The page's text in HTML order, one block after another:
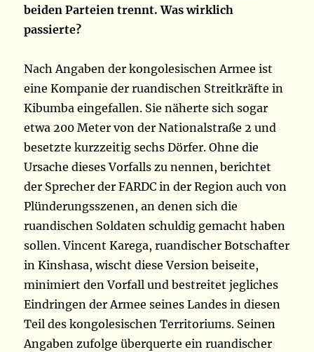
beiden Parteien trennt. Was wirklich
passierte?
Nach Angaben der kongolesischen Armee ist
eine Kompanie der ruandischen Streitkräfte in
Kibumba eingefallen. Sie näherte sich sogar
etwa 200 Meter von der Nationalstraße 2 und
besetzte kurzzeitig sechs Dörfer. Ohne die
Ursache dieses Vorfalls zu nennen, berichtet
der Sprecher der FARDC in der Region auch von
Plünderungsszenen, an denen sich die
ruandischen Soldaten schuldig gemacht haben
sollen. Vincent Karega, ruandischer Botschafter
in Kinshasa, wischt diese Version beiseite,
minimiert den Vorfall und bestreitet jegliches
Eindringen der Armee seines Landes in diesen
Teil des kongolesischen Territoriums. Seinen
Angaben zufolge überquerte ein ruandischer